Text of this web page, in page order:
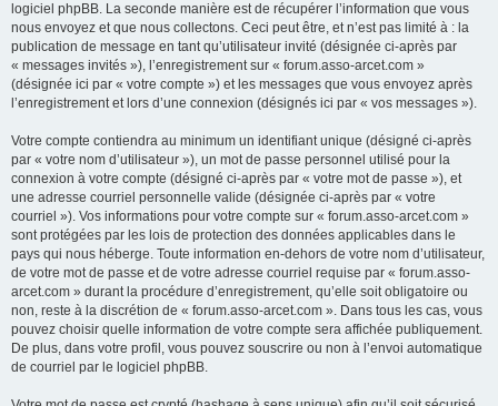
logiciel phpBB. La seconde manière est de récupérer l’information que vous
nous envoyez et que nous collectons. Ceci peut être, et n’est pas limité à : la
publication de message en tant qu’utilisateur invité (désignée ci-après par
« messages invités »), l’enregistrement sur « forum.asso-arcet.com »
(désignée ici par « votre compte ») et les messages que vous envoyez après
l’enregistrement et lors d’une connexion (désignés ici par « vos messages »).
Votre compte contiendra au minimum un identifiant unique (désigné ci-après
par « votre nom d’utilisateur »), un mot de passe personnel utilisé pour la
connexion à votre compte (désigné ci-après par « votre mot de passe »), et
une adresse courriel personnelle valide (désignée ci-après par « votre
courriel »). Vos informations pour votre compte sur « forum.asso-arcet.com »
sont protégées par les lois de protection des données applicables dans le
pays qui nous héberge. Toute information en-dehors de votre nom d’utilisateur,
de votre mot de passe et de votre adresse courriel requise par « forum.asso-
arcet.com » durant la procédure d’enregistrement, qu’elle soit obligatoire ou
non, reste à la discrétion de « forum.asso-arcet.com ». Dans tous les cas, vous
pouvez choisir quelle information de votre compte sera affichée publiquement.
De plus, dans votre profil, vous pouvez souscrire ou non à l’envoi automatique
de courriel par le logiciel phpBB.